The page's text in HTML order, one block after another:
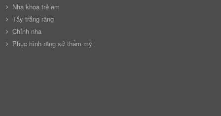
Nha khoa trẻ em
Tẩy trắng răng
Chỉnh nha
Phục hình răng sứ thẩm mỹ